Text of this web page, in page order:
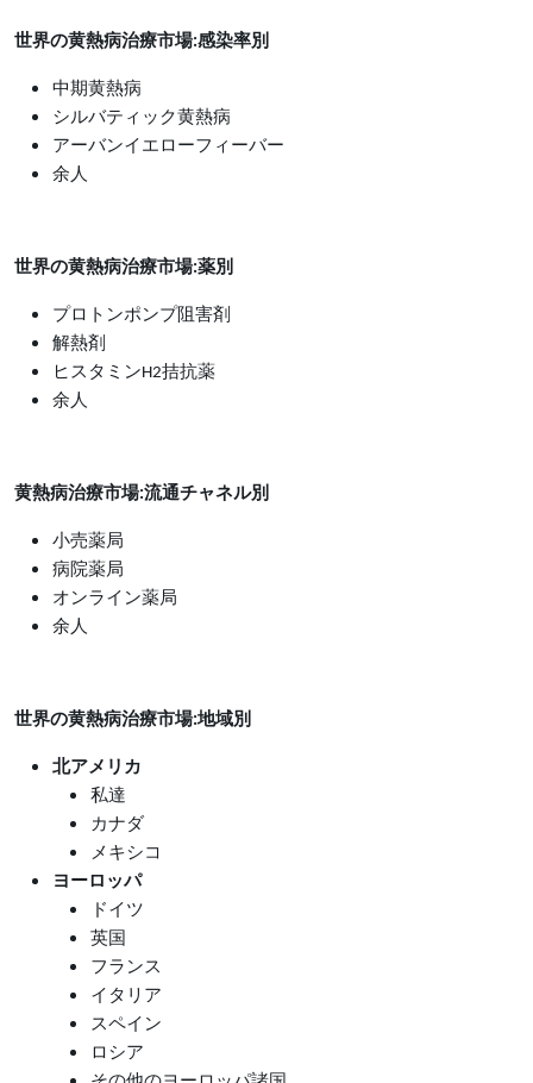
世界の黄熱病治療市場:感染率別
中期黄熱病
シルバティック黄熱病
アーバンイエローフィーバー
余人
世界の黄熱病治療市場:薬別
プロトンポンプ阻害剤
解熱剤
ヒスタミンH2拮抗薬
余人
黄熱病治療市場:流通チャネル別
小売薬局
病院薬局
オンライン薬局
余人
世界の黄熱病治療市場:地域別
北アメリカ
私達
カナダ
メキシコ
ヨーロッパ
ドイツ
英国
フランス
イタリア
スペイン
ロシア